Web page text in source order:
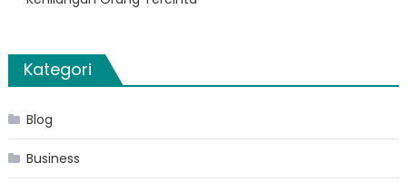
Kategori
Blog
Business